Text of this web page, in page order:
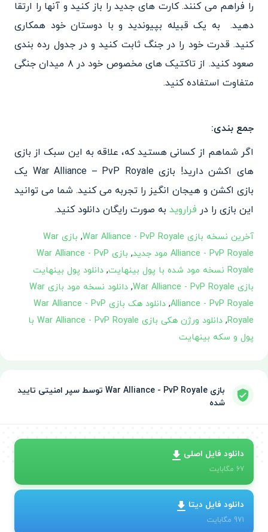
را فراهم می کنند. کارت های جدید را باز کنید و آنها را ارتقا
دهید. به یک قبیله بپیوندید و با دوستان خود همکاری
کنید. قدرت خود را در جنگ ثابت کنید و در جدول رده بندی
صعود کنید. از تاکتیک های مخصوص خود در ۸ میدان جنگی
متفاوت استفاده کنید.
جمع بندی:
اگر شماهم از کسانی هستید که، علاقه به این سبک از بازی
های اکشن دارید! بازی War Alliance – PvP Royale یک
بازی اکشن و هیجان انگیز را تجربه می کنید. شما می توانید
این بازی را در فراروید به صورت رایگان دانلود کنید.
آخرین نسخه بازی War Alliance - PvP Royale ,
بازی War
Alliance - PvP Royale مود جدید
,
بازی War Alliance - PvP
Royale نسخه مود شده با پول بینهایت
, دانلود پول بینهایت
بازی War Alliance - PvP Royale
,
دانلود نسخه مود بازی War
Alliance - PvP Royale
,
دانلود هک بازی War Alliance - PvP
Royale
,
دانلود ورژن هکی بازی War Alliance - PvP Royale با
پول و سکه بینهایت
بازی War Alliance - PvP Royale توسط سپر امنیتی تایید
شده
دانلود فایل اصلی
67 مگابایت
دانلود فایل دیتا
971 مگابایت